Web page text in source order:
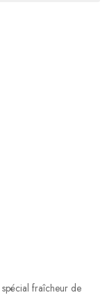
spécial fraîcheur de